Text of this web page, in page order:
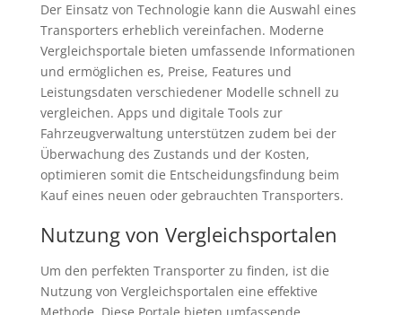
Der Einsatz von Technologie kann die Auswahl eines
Transporters erheblich vereinfachen. Moderne
Vergleichsportale bieten umfassende Informationen
und ermöglichen es, Preise, Features und
Leistungsdaten verschiedener Modelle schnell zu
vergleichen. Apps und digitale Tools zur
Fahrzeugverwaltung unterstützen zudem bei der
Überwachung des Zustands und der Kosten,
optimieren somit die Entscheidungsfindung beim
Kauf eines neuen oder gebrauchten Transporters.
Nutzung von Vergleichsportalen
Um den perfekten Transporter zu finden, ist die
Nutzung von Vergleichsportalen eine effektive